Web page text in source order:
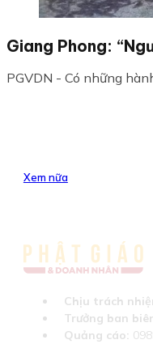
Giang Phong:
PGVDN - Có những
Xem nữa
Chịu trách
Trưởng ban
Quảng cáo: